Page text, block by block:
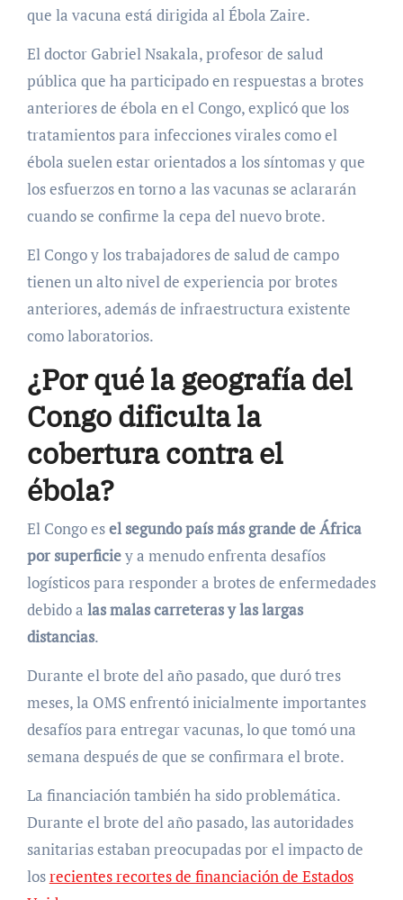
que la vacuna está dirigida al Ébola Zaire.
El doctor Gabriel Nsakala, profesor de salud
pública que ha participado en respuestas a brotes
anteriores de ébola en el Congo, explicó que los
tratamientos para infecciones virales como el
ébola suelen estar orientados a los síntomas y que
los esfuerzos en torno a las vacunas se aclararán
cuando se confirme la cepa del nuevo brote.
El Congo y los trabajadores de salud de campo
tienen un alto nivel de experiencia por brotes
anteriores, además de infraestructura existente
como laboratorios.
¿Por qué la geografía del
Congo dificulta la
cobertura contra el
ébola?
El Congo esel segundo país más grande de África
por superficiey a menudo enfrenta desafíos
logísticos para responder a brotes de enfermedades
debido a las malas carreteras y las largas
distancias.
Durante el brote del año pasado, que duró tres
meses, la OMS enfrentó inicialmente importantes
desafíos para entregar vacunas, lo que tomó una
semana después de que se confirmara el brote.
La financiación también ha sido problemática.
Durante el brote del año pasado, las autoridades
sanitarias estaban preocupadas por el impacto de
losrecientes recortes de financiación de Estados